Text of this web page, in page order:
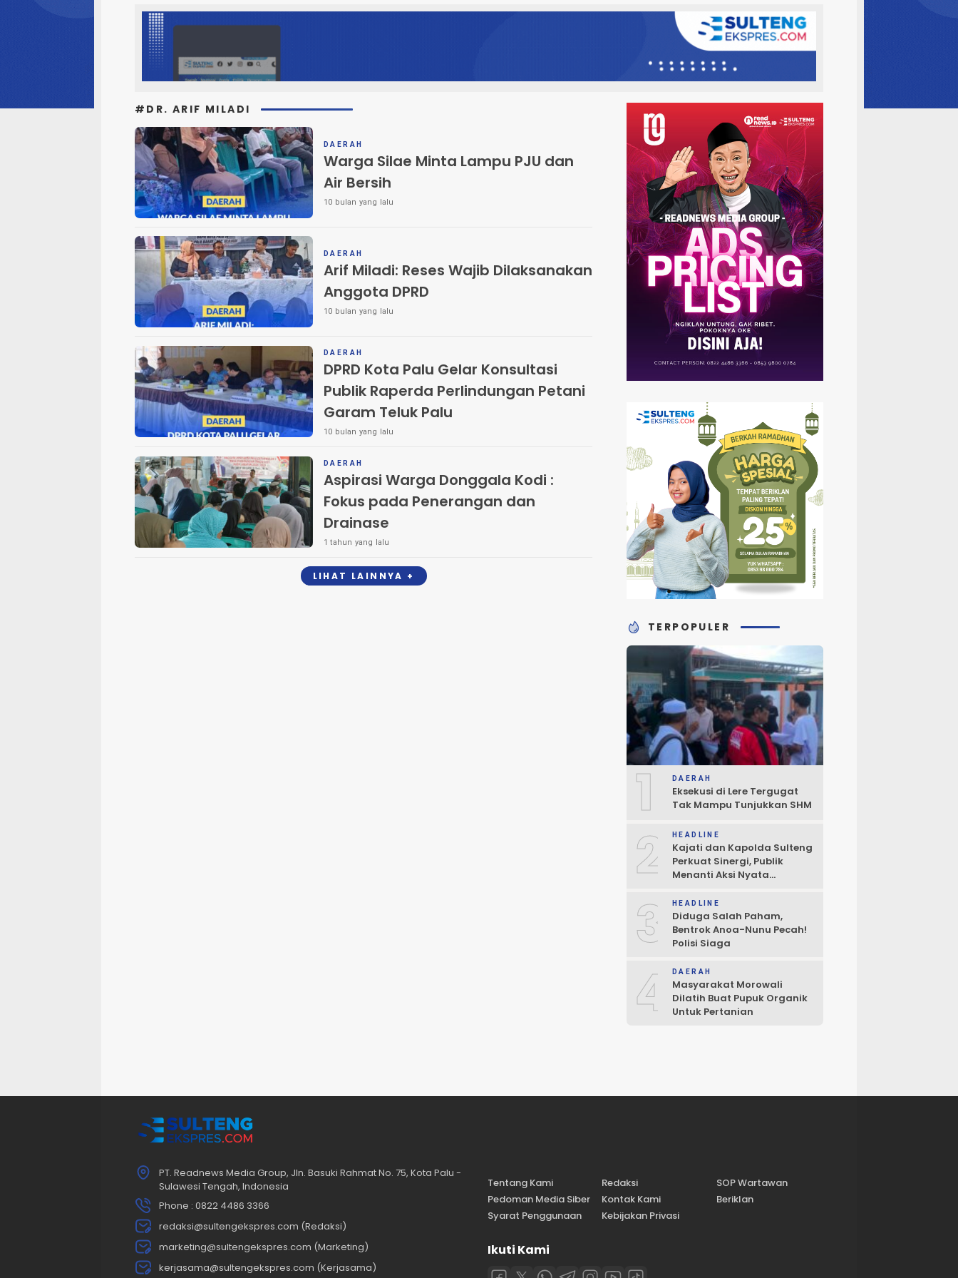
#DR. ARIF MILADI
DAERAH
Warga Silae Minta Lampu PJU dan
Air Bersih
10 bulan yang lalu
DAERAH
Arif Miladi: Reses Wajib Dilaksanakan
Anggota DPRD
10 bulan yang lalu
DAERAH
DPRD Kota Palu Gelar Konsultasi
Publik Raperda Perlindungan Petani
Garam Teluk Palu
10 bulan yang lalu
DAERAH
Aspirasi Warga Donggala Kodi :
Fokus pada Penerangan dan
Drainase
1 tahun yang lalu
LIHAT LAINNYA +
TERPOPULER
1 DAERAH
Eksekusi di Lere Tergugat
Tak Mampu Tunjukkan SHM
2 HEADLINE
Kajati dan Kapolda Sulteng
Perkuat Sinergi, Publik
Menanti Aksi Nyata
3 HEADLINE
Diduga Salah Paham,
Bentrok Anoa-Nunu Pecah!
Polisi Siaga
4 DAERAH
Masyarakat Morowali
Dilatih Buat Pupuk Organik
Untuk Pertanian
PT. Readnews Media Group, Jln. Basuki Rahmat No. 75, Kota Palu -
Sulawesi Tengah, Indonesia
Phone : 0822 4486 3366
redaksi@sultengekspres.com (Redaksi)
marketing@sultengekspres.com (Marketing)
kerjasama@sultengekspres.com (Kerjasama)
Tentang Kami Redaksi
SOP Wartawan
Pedoman Media Siber
Kontak Kami
Beriklan
Syarat Penggunaan
Kebijakan Privasi
Ikuti Kami